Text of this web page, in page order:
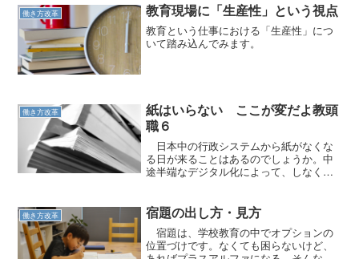
働き方改革 教育現場に「生産性」という視点
教育という仕事における「生産性」につ
いて踏み込んでみます。
働き方改革
紙はいらない ここが変だよ教頭
職６
日本中の行政システムから紙がなくな
る日が来ることはあるのでしょうか。中
途半端なデジタル化によって、しなくて
働き方改革 宿題の出し方・見方
宿題は、学校教育の中でオプションの
位置づけです。なくても困らないけど、